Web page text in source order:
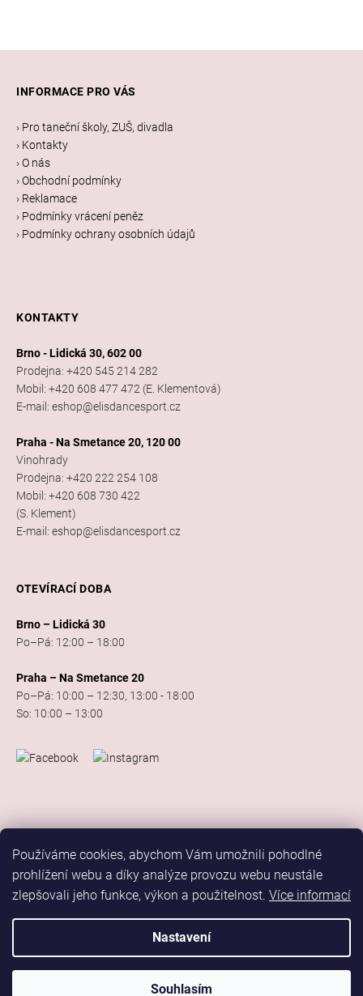
Používáme cookies, abychom Vám umožnili pohodlné
prohlížení webu a díky analýze provozu webu neustále
zlepšovali jeho funkce, výkon a použitelnost. Více informací
Nastavení
Souhlasím
INFORMACE PRO VÁS
› Pro taneční školy, ZUŠ, divadla
› Kontakty
› O nás
› Obchodní podmínky
› Reklamace
› Podmínky vrácení peněz
› Podmínky ochrany osobních údajů
KONTAKTY
Brno - Lidická 30, 602 00
Prodejna: +420 545 214 282
Mobil: +420 608 477 472 (E. Klementová)
E-mail: eshop@elisdancesport.cz
Praha - Na Smetance 20, 120 00
Vinohrady
Prodejna: +420 222 254 108
Mobil: +420 608 730 422
(S. Klement)
E-mail: eshop@elisdancesport.cz
OTEVÍRACÍ DOBA
Brno – Lidická 30
Po–Pá: 12:00 – 18:00
Praha – Na Smetance 20
Po–Pá: 10:00 – 12:30, 13:00 - 18:00
So: 10:00 – 13:00
Vytvořil Shoptet
Elis Dance Sport . Všechna práva vyhrazena.
Upravit nastavení cookiesMarketing